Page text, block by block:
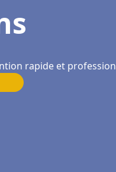
rapide et